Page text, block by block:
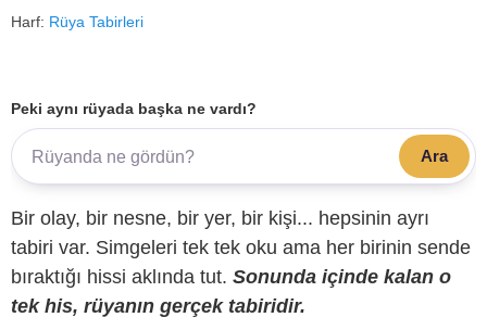
Harf: Rüya Tabirleri
Peki aynı rüyada başka ne vardı?
Ara
Bir olay, bir nesne, bir yer, bir kişi... hepsinin ayrı
tabiri var. Simgeleri tek tek oku ama her birinin sende
bıraktığı hissi aklında tut. Sonunda içinde kalan o
tek his, rüyanın gerçek tabiridir.